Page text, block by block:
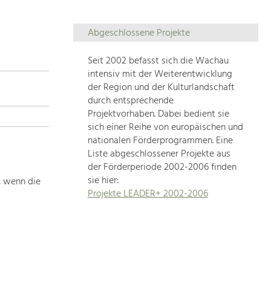
Themenübersicht
Die
Regionalentwicklung
in
unserer
Region
ist
sehr
vielfältig.
Deshalb
geben
wir
hier
wenn die
Abgeschlossene Projekte
Seit 2002 befasst sich die Wachau
intensiv mit der Weiterentwicklung
der Region und der Kulturlandschaft
durch entsprechende
Projektvorhaben. Dabei bedient sie
sich einer Reihe von europäischen und
nationalen Förderprogrammen. Eine
Liste abgeschlossener Projekte aus
der Förderperiode 2002-2006 finden
sie hier:
Projekte LEADER+ 2002-2006